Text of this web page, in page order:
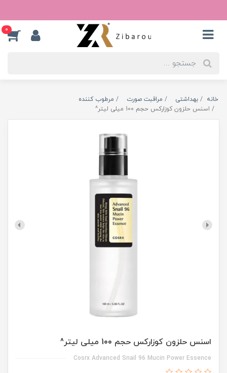
0
خانه بهداشتی مراقبت صورت
مرطوب کننده
اسنس حلزون کوزارکس حجم 100 میلی لیتر^
اسنس حلزون کوزارکس حجم 100 میلی لیتر^
Cosrx Advanced Snail 96 Mucin Power Essence